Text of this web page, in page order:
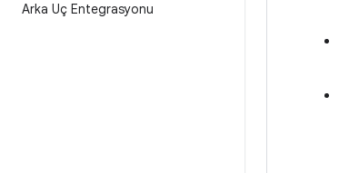
Arka Uç Entegrasyonu